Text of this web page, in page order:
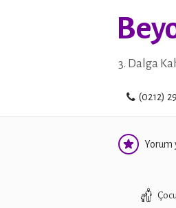
3. Dalga
(0212)
Yorum